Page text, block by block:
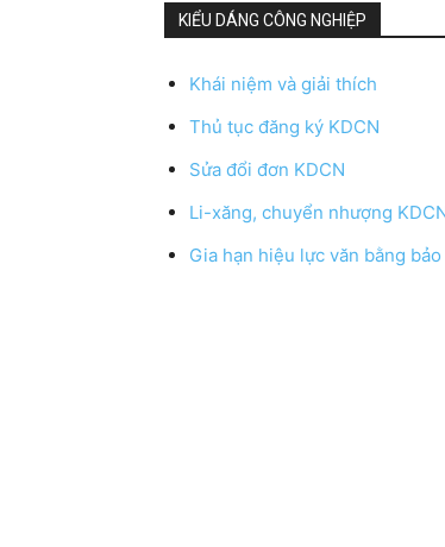
KIỂU DÁNG CÔNG NGHIỆP
Khái niệm và giải thích
Thủ tục đăng ký KDCN
Sửa đổi đơn KDCN
Li-xăng, chuyển nhượng
Gia hạn hiệu lực văn bằng